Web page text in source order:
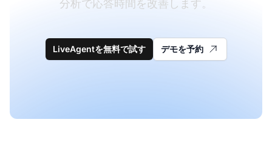
分析で応答時間を改善します。
LiveAgentを無料で試す デモを予約